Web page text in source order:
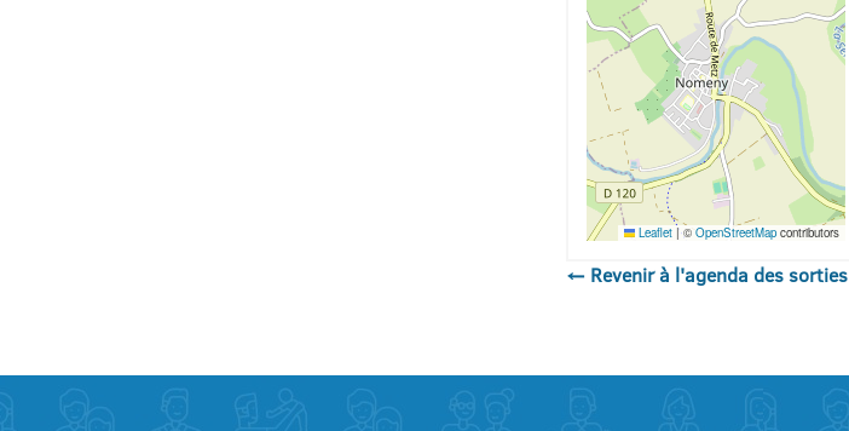
Leaflet |©OpenStreetMap contributors
← Revenir à l'agenda des sorties